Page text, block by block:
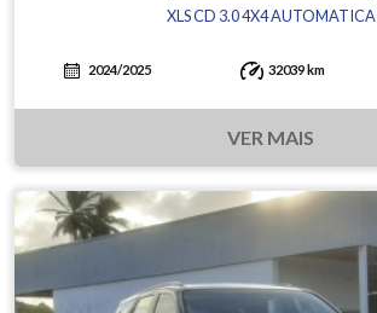
XLS CD 3.0 4X4 AUTOMATICA
2024/2025 32039 km
VER MAIS